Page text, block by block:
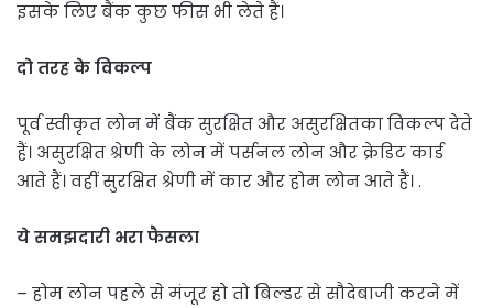
इसके लिए बैंक कुछ फीस भी लेते हैं।
दो तरह के विकल्प
पूर्व स्वीकृत लोन में बैंक सुरक्षित और असुरक्षितका विकल्प देते
हैं। असुरक्षित श्रेणी के लोन में पर्सनल लोन और क्रेडिट कार्ड
आते हैं। वहीं सुरक्षित श्रेणी में कार और होम लोन आते हैं। .
ये समझदारी भरा फैसला
– होम लोन पहले से मंजूर हो तो बिल्डर से सौदेबाजी करने में